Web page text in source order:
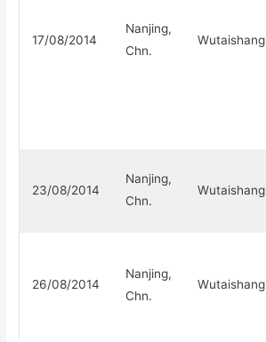
17/08/2014
Nanjing,
Chn.
Wutaishang
23/08/2014
Nanjing,
Chn.
Wutaishang
26/08/2014
Nanjing,
Chn.
Wutaishang